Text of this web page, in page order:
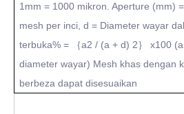
1mm = 1000 mikron. Aperture (mm)
mesh per inci, d = Diameter wayar
terbuka% = ｛a2 / (a ​​+ d) 2｝ x100
diameter wayar) Mesh khas dengan
berbeza dapat disesuaikan